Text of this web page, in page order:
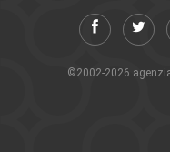
©2002-2026